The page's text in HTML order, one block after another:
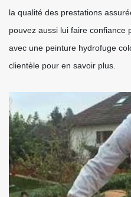
la qualité des prestations
pouvez aussi lui faire confiance
avec une peinture hydrofuge
clientèle pour en savoir plus.